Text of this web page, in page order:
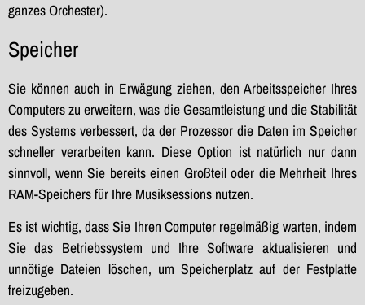
ganzes Orchester).
Speicher
Sie können auch in Erwägung ziehen, den Arbeitsspeicher Ihres
Computers zu erweitern, was die Gesamtleistung und die Stabilität
des Systems verbessert, da der Prozessor die Daten im Speicher
schneller verarbeiten kann. Diese Option ist natürlich nur dann
sinnvoll, wenn Sie bereits einen Großteil oder die Mehrheit Ihres
RAM-Speichers für Ihre Musiksessions nutzen.
Es ist wichtig, dass Sie Ihren Computer regelmäßig warten, indem
Sie das Betriebssystem und Ihre Software aktualisieren und
unnötige Dateien löschen, um Speicherplatz auf der Festplatte
freizugeben.